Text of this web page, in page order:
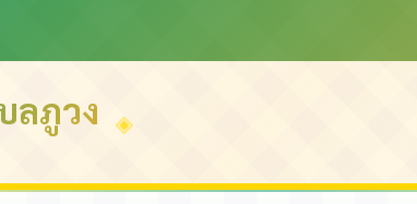
ลภูวง